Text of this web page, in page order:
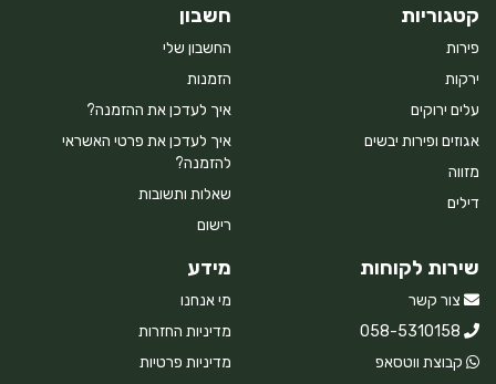
קטגוריות
פירות
ירקות
עלים ירוקים
אגוזים ופירות יבשים
מזווה
דילים
חשבון
החשבון שלי
הזמנות
איך לעדכן את ההזמנה?
איך לעדכן את פרטי האשראי
להזמנה?
שאלות ותשובות
רישום
שירות לקוחות
צור קשר
058-5310158
קבוצת ווטסאפ
מידע
מי אנחנו
מדיניות החזרות
מדיניות פרטיות